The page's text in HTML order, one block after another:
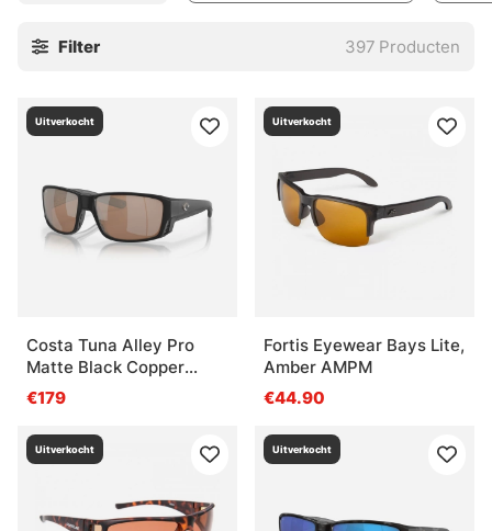
Filter 397 Producten
Uitverkocht
Costa Tuna Alley Pro
Matte Black Copper
Silver Mirror 580G
€179
Uitverkocht
Fortis Eyewear Bays Lite,
Amber AMPM
€44.90
Uitverkocht Uitverkocht